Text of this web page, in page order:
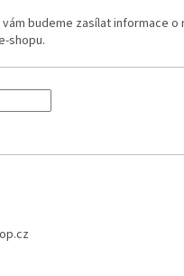
budeme zasílat informace o
shopu.